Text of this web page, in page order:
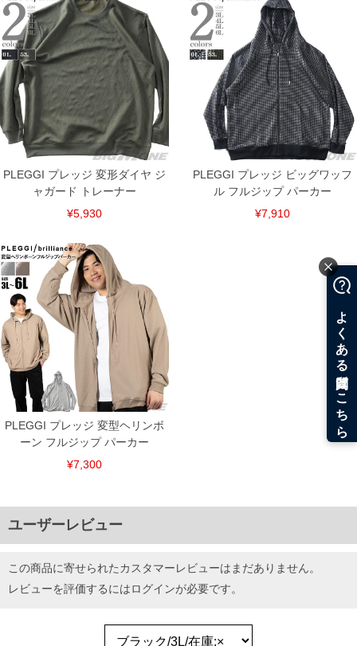
ご了承くださいませ。
※【ボトムの裾上げをご希望の場合】
裾上げ料金は500円+税となります。
備考欄に股下●cmとご記入下さい。（裾上げ無料対象商品は1本につき税込6,000円以
上の品が対象。1本5,999円以下の商品は有料（500円+税）となります。）
出荷まで約1週間～20日間程お時間を頂く場合がございます。
尚、裾上げした商品は返品・交換不可となりますので、予めご了承下さい。
一部、お直しに対応出来ない商品がございます。(例：裾にファスナーや調節ひもが付
いている、極端なデザインが施されている等)
※商品によって若干のサイズの誤差がございます。また、お客様がご使用の環境（コ
ンピュータ画面）によって、商品の色味が若干異なる場合がございます。予めご了承
ください。
※当店での掲載商品は、実店鋪と在庫を共用しておりますので店頭での売り違い、店
舗からのお取り寄せ等により、お客様にご迷惑をお掛けしてしまう場合がございま
連絡させて頂きますので予めご了承ください。
ITEM INTRODUCTION
PLEGGI プレッジ 変形ダイヤ ジ
ャガード トレーナー
¥5,930
PLEGGI プレッジ ビッグワッフ
ル フルジップ パーカー
¥7,910
PLEGGI プレッジ 変型ヘリンボ
ーン フルジップ パーカー
¥7,300
ユーザーレビュー
この商品に寄せられたカスタマーレビューはまだありません。
レビューを評価するにはログインが必要です。